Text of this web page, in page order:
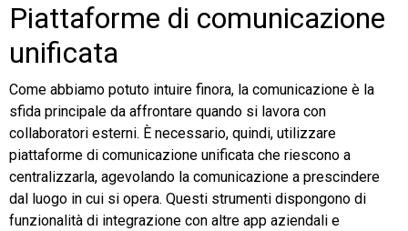
Piattaforme di comunicazione
unificata
Come abbiamo potuto intuire finora, la comunicazione è la
sfida principale da affrontare quando si lavora con
collaboratori esterni. È necessario, quindi, utilizzare
piattaforme di comunicazione unificata che riescono a
centralizzarla, agevolando la comunicazione a prescindere
dal luogo in cui si opera. Questi strumenti dispongono di
funzionalità di integrazione con altre app aziendali e